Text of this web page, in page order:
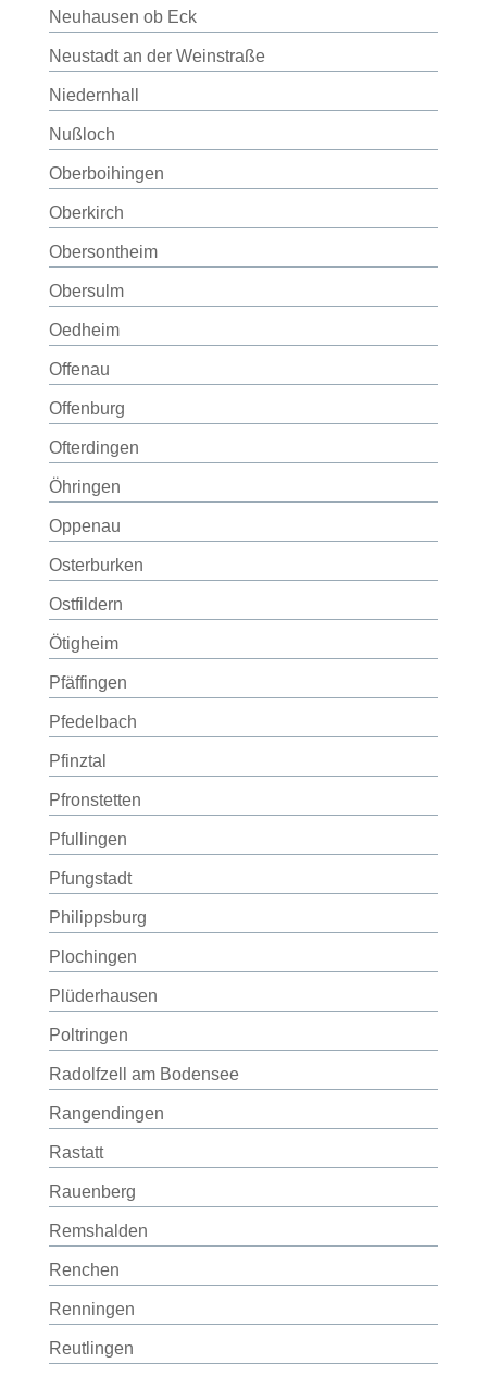
Neuhausen ob Eck
Neustadt an der Weinstraße
Niedernhall
Nußloch
Oberboihingen
Oberkirch
Obersontheim
Obersulm
Oedheim
Offenau
Offenburg
Ofterdingen
Öhringen
Oppenau
Osterburken
Ostfildern
Ötigheim
Pfäffingen
Pfedelbach
Pfinztal
Pfronstetten
Pfullingen
Pfungstadt
Philippsburg
Plochingen
Plüderhausen
Poltringen
Radolfzell am Bodensee
Rangendingen
Rastatt
Rauenberg
Remshalden
Renchen
Renningen
Reutlingen